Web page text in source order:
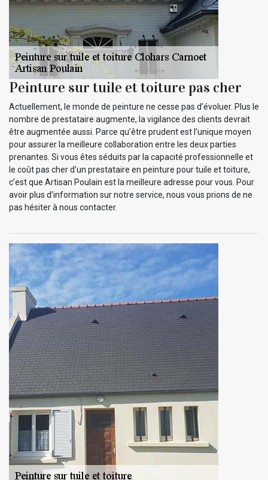
Peinture sur tuile et toiture pas cher
Actuellement, le monde de peinture ne cesse pas d’évoluer. Plus le
nombre de prestataire augmente, la vigilance des clients devrait
être augmentée aussi. Parce qu’être prudent est l’unique moyen
pour assurer la meilleure collaboration entre les deux parties
prenantes. Si vous êtes séduits par la capacité professionnelle et
le coût pas cher d’un prestataire en peinture pour tuile et toiture,
c’est que Artisan Poulain est la meilleure adresse pour vous. Pour
avoir plus d’information sur notre service, nous vous prions de ne
pas hésiter à nous contacter.